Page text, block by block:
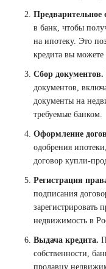
Предварительное
в банк, чтобы
на ипотеку. Это
кредита вы можете
Сбор документов.
документов,
документы на
требуемые банком.
Оформление
одобрения
договор купли-
Регистрация
подписания
зарегистрировать
недвижимость в
Выдача кредита.
собственности,
продавцу